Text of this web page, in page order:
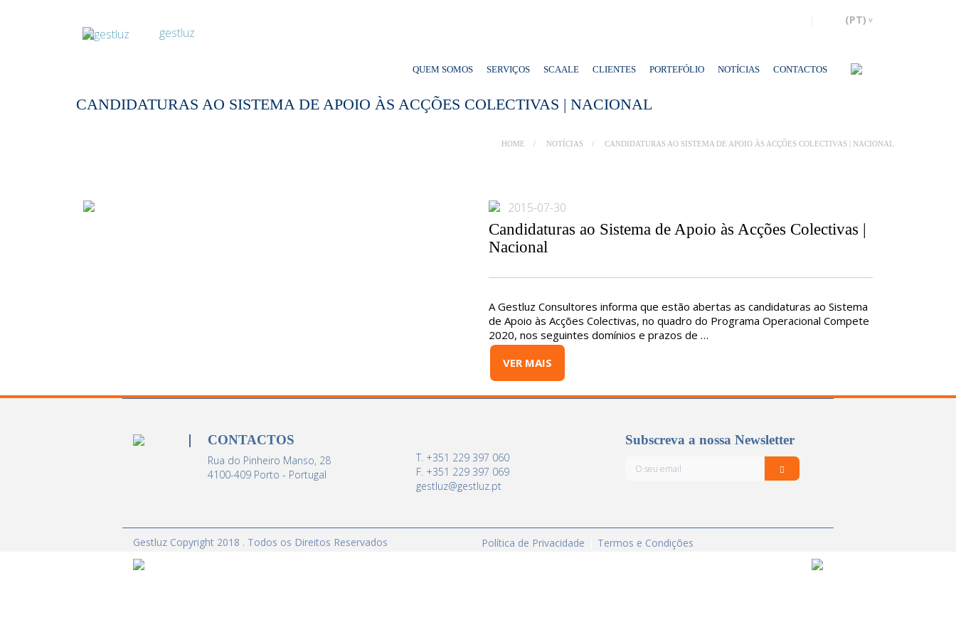
QUEM SOMOS SERVIÇOS SCAALE CLIENTES PORTEFÓLIO NOTÍCIAS CONTACTOS
CANDIDATURAS AO SISTEMA DE APOIO ÀS ACÇÕES COLECTIVAS | NACIONAL
HOME NOTÍCIAS CANDIDATURAS AO SISTEMA DE APOIO ÀS ACÇÕES COLECTIVAS | NACIONAL
2015-07-30
Candidaturas ao Sistema de Apoio às Acções Colectivas |
Nacional
A Gestluz Consultores informa que estão abertas as candidaturas ao Sistema
de Apoio às Acções Colectivas, no quadro do Programa Operacional Compete
2020, nos seguintes domínios e prazos de …
VER MAIS
CONTACTOS
Rua do Pinheiro Manso, 28
4100-409 Porto - Portugal
T. +351 229 397 060
F. +351 229 397 069
gestluz@gestluz.pt
Subscreva a nossa Newsletter
Gestluz Copyright 2018 . Todos os Direitos Reservados Política de Privacidade Termos e Condições